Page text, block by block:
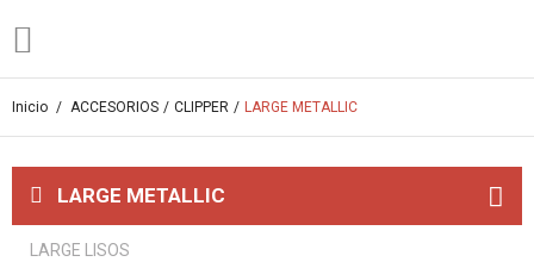
Inicio / ACCESORIOS / CLIPPER / LARGE METALLIC
LARGE METALLIC
LARGE LISOS